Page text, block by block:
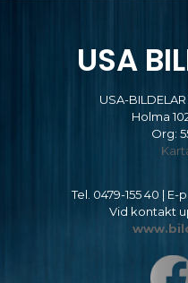
USA
USA-
Holma
Org:
Tel. 0479-155 40 | E-
Vid kontakt